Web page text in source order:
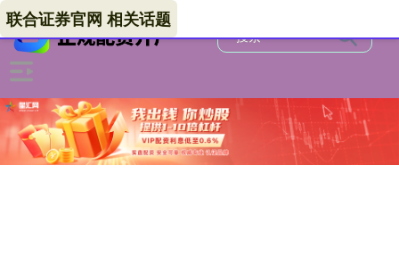
联合证券官网 相关话题